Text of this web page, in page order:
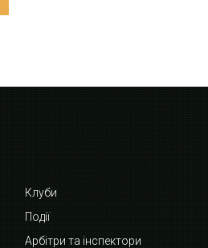
Клуби
Події
Арбітри та інспектори